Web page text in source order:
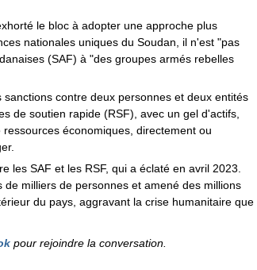
le bloc à adopter une approche plus
nationales uniques du Soudan, il n'est "pas
(SAF) à "des groupes armés rebelles
contre deux personnes et deux entités
de soutien rapide (RSF), avec un gel d'actifs,
économiques, directement ou
les SAF et les RSF, qui a éclaté en avril 2023.
milliers de personnes et amené des millions
du pays, aggravant la crise humanitaire que
pour rejoindre la conversation.